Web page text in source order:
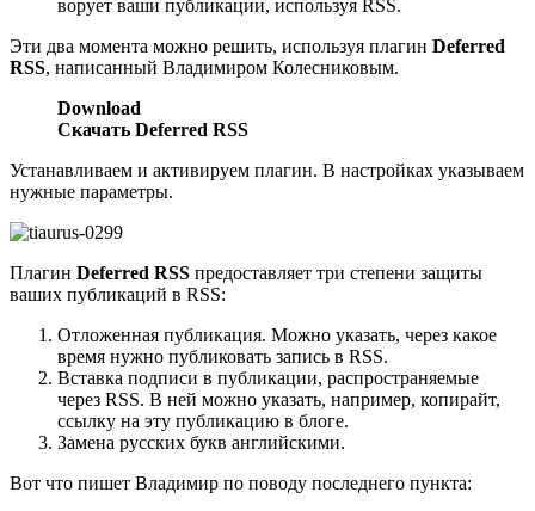
ворует ваши публикации, используя RSS.
Эти два момента можно решить, используя плагин Deferred
RSS, написанный Владимиром Колесниковым.
Download
Скачать Deferred RSS
Устанавливаем и активируем плагин. В настройках указываем
нужные параметры.
Плагин Deferred RSS предоставляет три степени защиты
ваших публикаций в RSS:
Отложенная публикация. Можно указать, через какое
время нужно публиковать запись в RSS.
Вставка подписи в публикации, распространяемые
через RSS. В ней можно указать, например, копирайт,
ссылку на эту публикацию в блоге.
Замена русских букв английскими.
Вот что пишет Владимир по поводу последнего пункта: